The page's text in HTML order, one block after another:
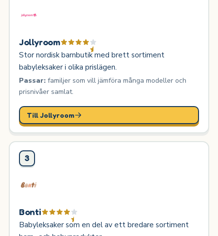
Jollyroom
Stor nordisk barnbutik med brett sortiment
babyleksaker i olika prislägen.
Passar:familjer som vill jämföra många modeller och
prisnivåer samlat.
Till Jollyroom
3
Bonti
Babyleksaker som en del av ett bredare sortiment